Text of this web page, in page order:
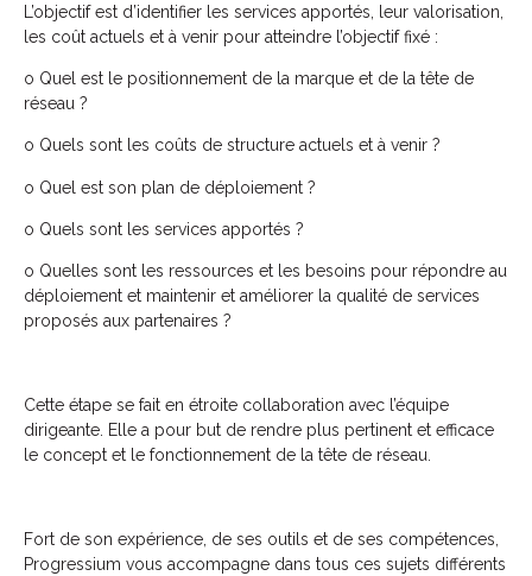
L’objectif est d’identifier les services apportés, leur valorisation,
les coût actuels et à venir pour atteindre l’objectif fixé :
o Quel est le positionnement de la marque et de la tête de
réseau ?
o Quels sont les coûts de structure actuels et à venir ?
o Quel est son plan de déploiement ?
o Quels sont les services apportés ?
o Quelles sont les ressources et les besoins pour répondre au
déploiement et maintenir et améliorer la qualité de services
proposés aux partenaires ?
Cette étape se fait en étroite collaboration avec l’équipe
dirigeante. Elle a pour but de rendre plus pertinent et efficace
le concept et le fonctionnement de la tête de réseau.
Fort de son expérience, de ses outils et de ses compétences,
Progressium vous accompagne dans tous ces sujets différents